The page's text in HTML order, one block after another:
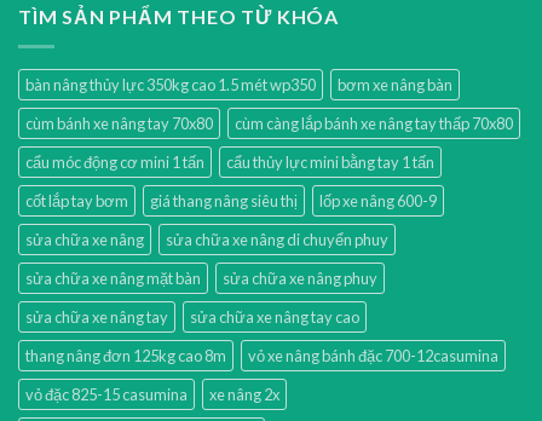
TÌM SẢN PHẨM THEO TỪ KHÓA
bàn nâng thủy lực 350kg cao 1.5 mét wp350
bơm xe nâng bàn
cùm bánh xe nâng tay 70x80
cùm càng lắp bánh xe nâng tay thấp 70x80
cẩu móc động cơ mini 1 tấn
cẩu thủy lực mini bằng tay 1 tấn
cốt lắp tay bơm
giá thang nâng siêu thị
lốp xe nâng 600-9
sửa chữa xe nâng
sửa chữa xe nâng di chuyển phuy
sửa chữa xe nâng mặt bàn
sửa chữa xe nâng phuy
sửa chữa xe nâng tay
sửa chữa xe nâng tay cao
thang nâng đơn 125kg cao 8m
vỏ xe nâng bánh đặc 700-12casumina
vỏ đặc 825-15 casumina
xe nâng 2x